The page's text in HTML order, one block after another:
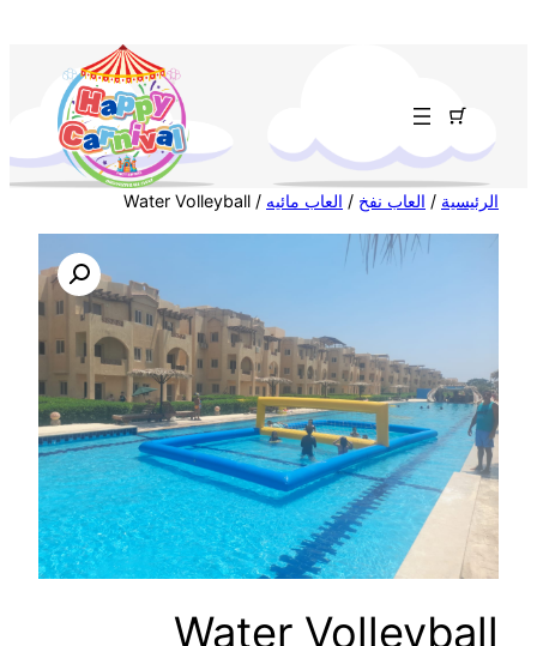
الرئيسية / العاب نفخ / العاب مائيه / Water Volleyball
Water Volleyball